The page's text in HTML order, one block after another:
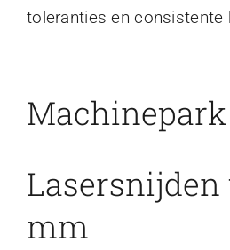
toleranties en consistente
Machinepark
Lasersnijden
mm